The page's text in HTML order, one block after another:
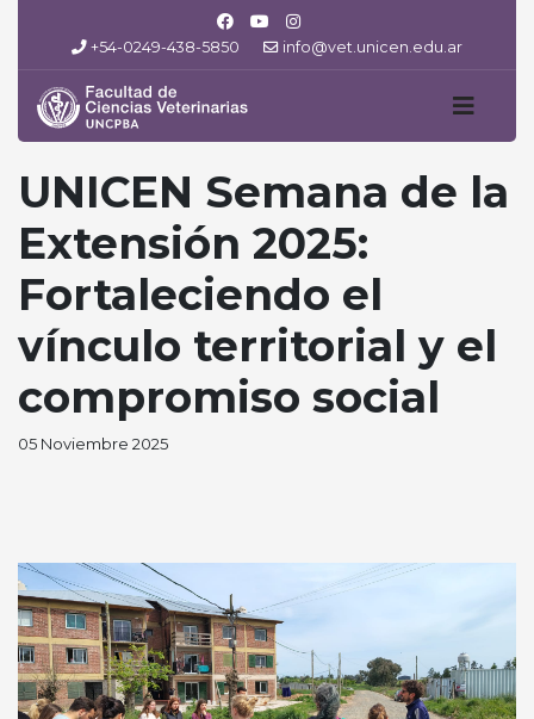
+54-0249-438-5850 info@vet.unicen.edu.ar
UNICEN Semana de la
Extensión 2025:
Fortaleciendo el
vínculo territorial y el
compromiso social
05 Noviembre 2025